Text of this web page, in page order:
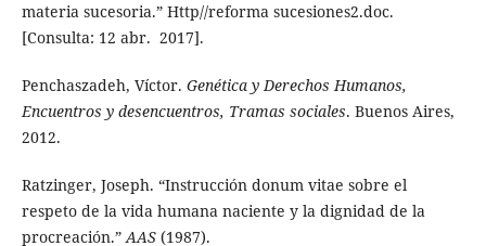
materia sucesoria.” Http//reforma sucesiones2.doc.
[Consulta: 12 abr. 2017].
Penchaszadeh, Víctor. Genética y Derechos Humanos,
Encuentros y desencuentros, Tramas sociales. Buenos Aires,
2012.
Ratzinger, Joseph. “Instrucción donum vitae sobre el
respeto de la vida humana naciente y la dignidad de la
procreación.”AAS (1987).